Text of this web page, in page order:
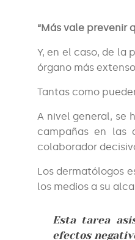
“Más vale prevenir
Y, en el caso, de la
órgano más
Tantas como
A nivel general, se
campañas en las
colaborador
Los dermatólogos
los medios a su
Esta tarea
efectos